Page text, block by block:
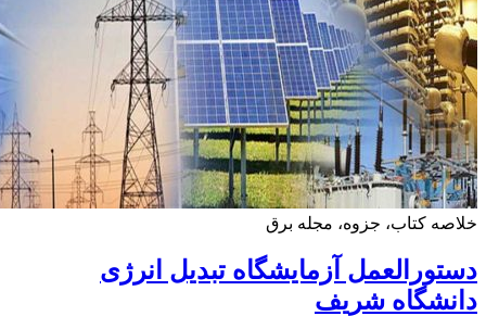
کتاب، جزوه، مجله برق
آزمایشگاه تبدیل انرژی
شریف